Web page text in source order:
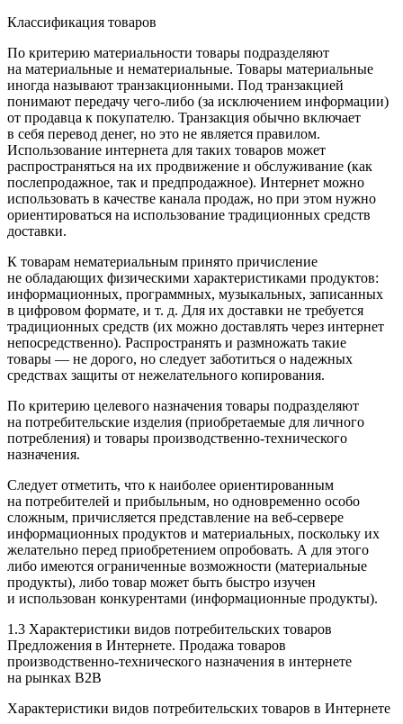
Классификация товаров
По критерию материальности товары подразделяют
на материальные и нематериальные. Товары материальные
иногда называют транзакционными. Под транзакцией
понимают передачу чего-либо (за исключением информации)
от продавца к покупателю. Транзакция обычно включает
в себя перевод денег, но это не является правилом.
Использование интернета для таких товаров может
распространяться на их продвижение и обслуживание (как
послепродажное, так и предпродажное). Интернет можно
использовать в качестве канала продаж, но при этом нужно
ориентироваться на использование традиционных средств
доставки.
К товарам нематериальным принято причисление
не обладающих физическими характеристиками продуктов:
информационных, программных, музыкальных, записанных
в цифровом формате, и т. д. Для их доставки не требуется
традиционных средств (их можно доставлять через интернет
непосредственно). Распространять и размножать такие
товары — не дорого, но следует заботиться о надежных
средствах защиты от нежелательного копирования.
По критерию целевого назначения товары подразделяют
на потребительские изделия (приобретаемые для личного
потребления) и товары производственно-технического
назначения.
Следует отметить, что к наиболее ориентированным
на потребителей и прибыльным, но одновременно особо
сложным, причисляется представление на веб-сервере
информационных продуктов и материальных, поскольку их
желательно перед приобретением опробовать. А для этого
либо имеются ограниченные возможности (материальные
продукты), либо товар может быть быстро изучен
и использован конкурентами (информационные продукты).
1.3 Характеристики видов потребительских товаров
Предложения в Интернете. Продажа товаров
производственно-технического назначения в интернете
на рынках В2В
Характеристики видов потребительских товаров в Интернете